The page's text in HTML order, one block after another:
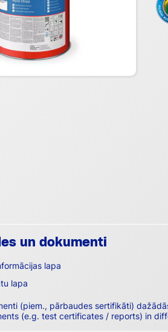
un dokumenti
lapa
lapa
(piem., pārbaudes sertifikāti)
(e.g. test certificates / reports) in